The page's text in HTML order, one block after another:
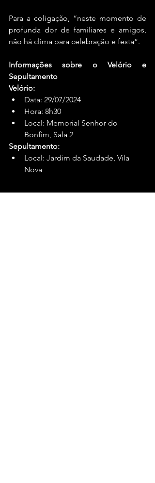
Para a coligação, “neste momento de
profunda dor de familiares e amigos,
não há clima para celebração e festa”.
Informações sobre o Velório e
Sepultamento
Velório:
Data: 29/07/2024
Hora: 8h30
Local: Memorial Senhor do
Bonfim, Sala 2
Sepultamento:
Local: Jardim da Saudade, Vila
Nova